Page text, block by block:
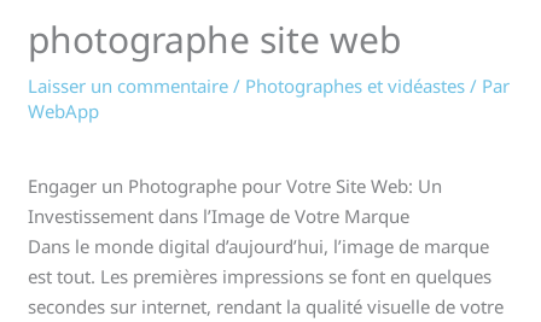
photographe site web
Laisser un commentaire / Photographes et vidéastes / Par
WebApp
Engager un Photographe pour Votre Site Web: Un
Investissement dans l’Image de Votre Marque
Dans le monde digital d’aujourd’hui, l’image de marque
est tout. Les premières impressions se font en quelques
secondes sur internet, rendant la qualité visuelle de votre